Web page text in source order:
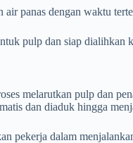
panas dengan waktu
pulp dan siap dialihkan
melarutkan pulp dan
dan diaduk hingga
pekerja dalam